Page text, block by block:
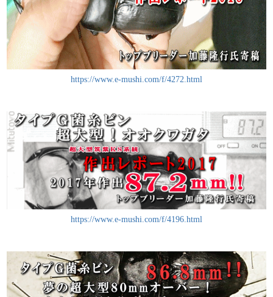
https://www.e-mushi.com/f/4272.html
https://www.e-mushi.com/f/4196.html